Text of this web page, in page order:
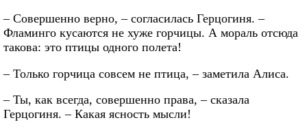
– Совершенно верно, – согласилась Герцогиня. –
Фламинго кусаются не хуже горчицы. А мораль отсюда
такова: это птицы одного полета!
– Только горчица совсем не птица, – заметила Алиса.
– Ты, как всегда, совершенно права, – сказала
Герцогиня. – Какая ясность мысли!